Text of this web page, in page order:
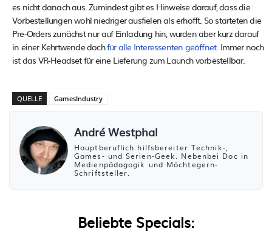
es nicht danach aus. Zumindest gibt es Hinweise darauf, dass die
Vorbestellungen wohl niedriger ausfielen als erhofft. So starteten die
Pre-Orders zunächst nur auf Einladung hin, wurden aber kurz darauf
in einer Kehrtwende dochfür alle Interessenten geöffnet. Immer noch
ist das VR-Headset für eine Lieferung zum Launch vorbestellbar.
QUELLE GamesIndustry
André Westphal
Hauptberuflich hilfsbereiter Technik-,
Games- und Serien-Geek. Nebenbei Doc in
Medienpädagogik und Möchtegern-
Schriftsteller.
Beliebte Specials: